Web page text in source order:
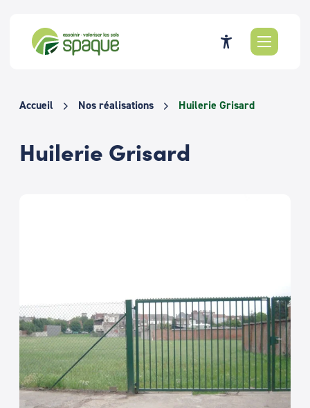
contenu
Accueil Nos réalisations Huilerie Grisard
Huilerie Grisard